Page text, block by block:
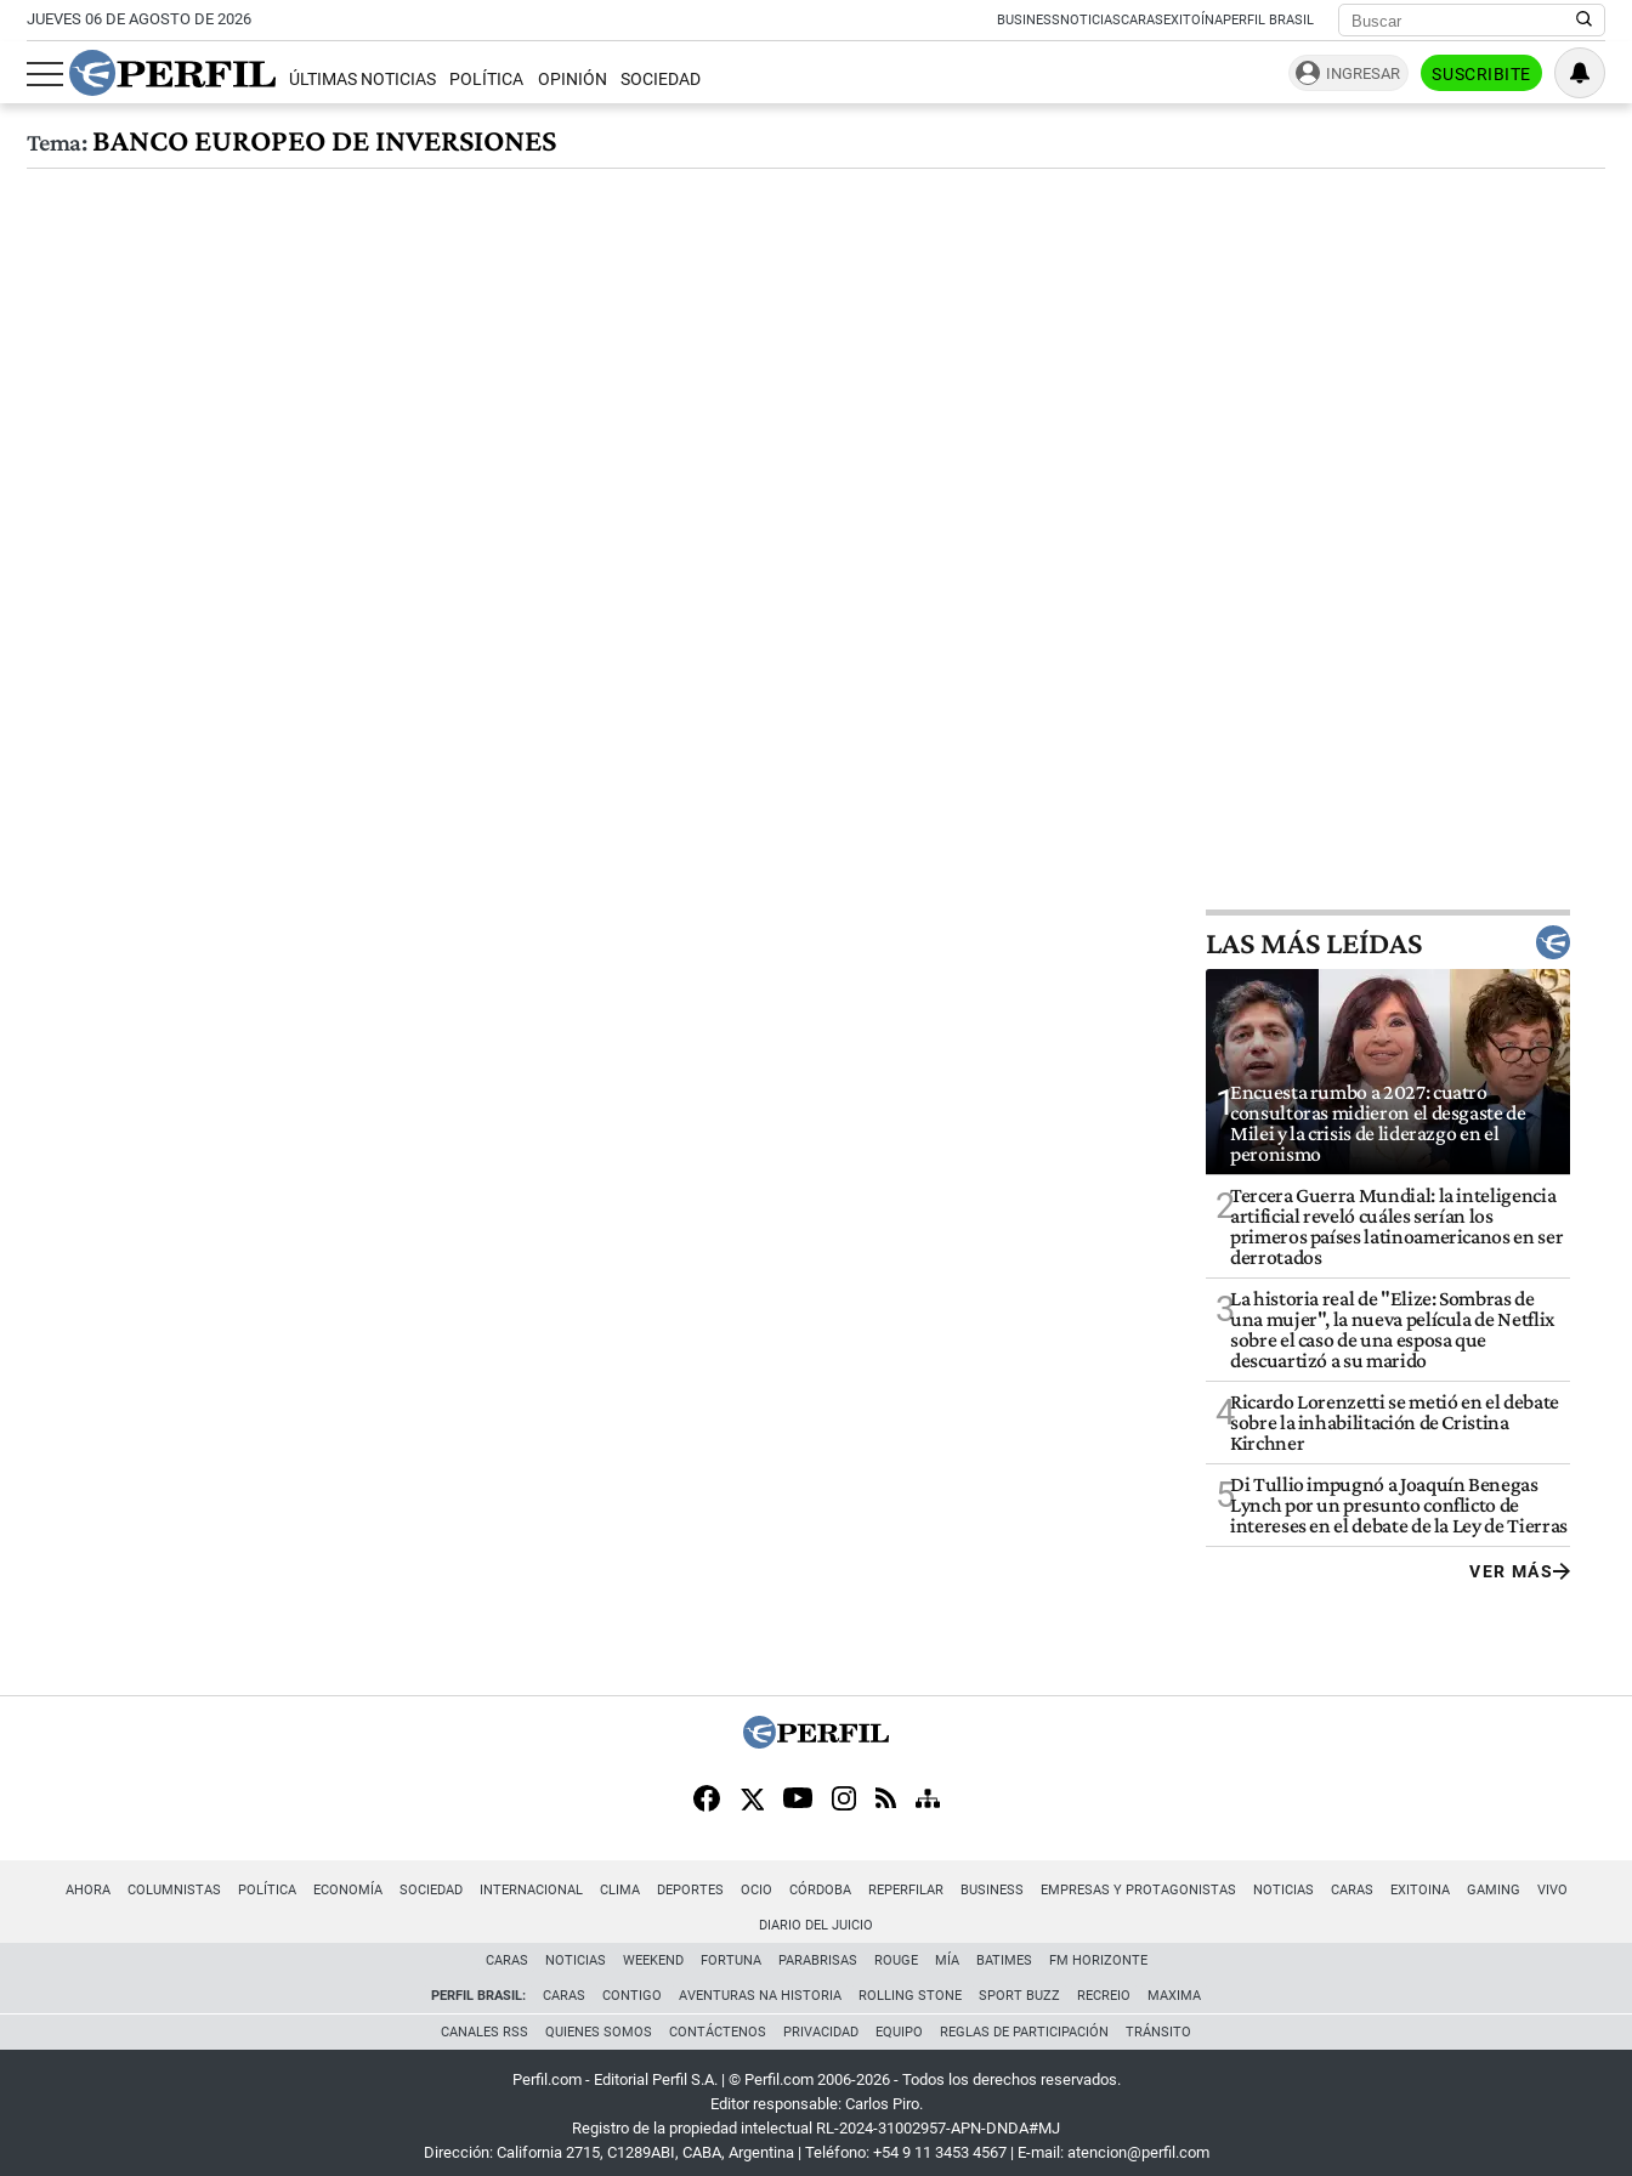
JUEVES 06 DE AGOSTO DE 2026 BUSINESSNOTICIASCARASEXITOÍNAPERFIL BRASIL
ÚLTIMAS NOTICIAS POLÍTICA OPINIÓN SOCIEDAD INGRESAR SUSCRIBITE
Tema:BANCO EUROPEO DE INVERSIONES
LAS MÁS LEÍDAS
1Encuesta rumbo a 2027: cuatro
consultoras midieron el desgaste de
Milei y la crisis de liderazgo en el
peronismo
2Tercera Guerra Mundial: la inteligencia
artificial reveló cuáles serían los
primeros países latinoamericanos en ser
derrotados
3La historia real de "Elize: Sombras de
una mujer", la nueva película de Netflix
sobre el caso de una esposa que
descuartizó a su marido
4Ricardo Lorenzetti se metió en el debate
sobre la inhabilitación de Cristina
Kirchner
5Di Tullio impugnó a Joaquín Benegas
Lynch por un presunto conflicto de
intereses en el debate de la Ley de Tierras
VER MÁS
AHORA COLUMNISTAS POLÍTICA ECONOMÍA SOCIEDAD INTERNACIONAL CLIMA DEPORTES OCIO CÓRDOBA REPERFILAR BUSINESS EMPRESAS Y PROTAGONISTAS NOTICIAS CARAS EXITOINA GAMING VIVO
DIARIO DEL JUICIO
CARAS NOTICIAS WEEKEND FORTUNA PARABRISAS ROUGE MÍA BATIMES FM HORIZONTE
PERFIL BRASIL: CARAS CONTIGO AVENTURAS NA HISTORIA ROLLING STONE SPORT BUZZ RECREIO MAXIMA
CANALES RSS QUIENES SOMOS CONTÁCTENOS PRIVACIDAD EQUIPO REGLAS DE PARTICIPACIÓN TRÁNSITO
Perfil.com - Editorial Perfil S.A. | © Perfil.com 2006-2026 - Todos los derechos reservados.
Editor responsable: Carlos Piro.
Registro de la propiedad intelectual RL-2024-31002957-APN-DNDA#MJ
Dirección: California 2715, C1289ABI, CABA, Argentina| Teléfono: +54 9 11 3453 4567| E-mail: atencion@perfil.com